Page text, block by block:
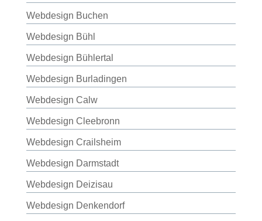
Webdesign Buchen
Webdesign Bühl
Webdesign Bühlertal
Webdesign Burladingen
Webdesign Calw
Webdesign Cleebronn
Webdesign Crailsheim
Webdesign Darmstadt
Webdesign Deizisau
Webdesign Denkendorf